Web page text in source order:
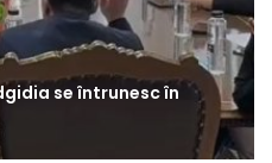
se întrunesc în